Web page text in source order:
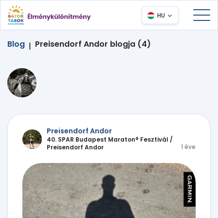
HU
Blog | Preisendorf Andor blogja (4)
Preisendorf Andor
40. SPAR Budapest Maraton® Fesztivál /
Preisendorf Andor
1 éve